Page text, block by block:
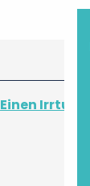
Einen Irrtum